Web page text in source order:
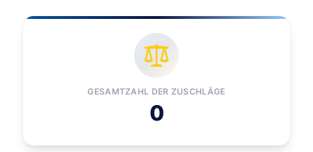
GESAMTZAHL DER ZUSCHLÄGE
0